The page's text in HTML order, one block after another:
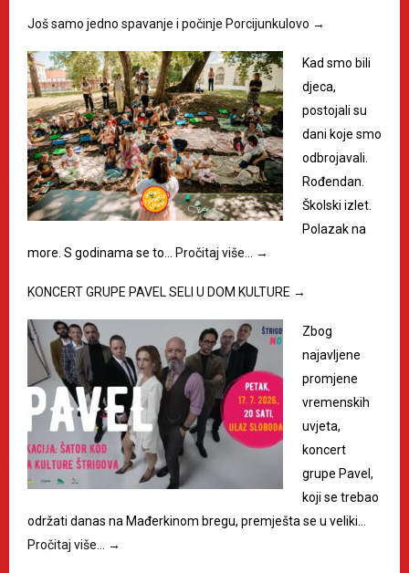
Još samo jedno spavanje i počinje Porcijunkulovo →
Kad smo bili
djeca,
postojali su
dani koje smo
odbrojavali.
Rođendan.
Školski izlet.
Polazak na
more. S godinama se to…
Pročitaj više… →
KONCERT GRUPE PAVEL SELI U DOM KULTURE →
Zbog
najavljene
promjene
vremenskih
uvjeta,
koncert
grupe Pavel,
koji se trebao
održati danas na Mađerkinom bregu, premješta se u veliki…
Pročitaj više…
→